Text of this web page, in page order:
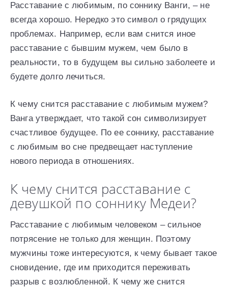
Расставание с любимым, по соннику Ванги, – не
всегда хорошо. Нередко это символ о грядущих
проблемах. Например, если вам снится иное
расставание с бывшим мужем, чем было в
реальности, то в будущем вы сильно заболеете и
будете долго лечиться.
К чему снится расставание с любимым мужем?
Ванга утверждает, что такой сон символизирует
счастливое будущее. По ее соннику, расставание
с любимым во сне предвещает наступление
нового периода в отношениях.
К чему снится расставание с
девушкой по соннику Медеи?
Расставание с любимым человеком – сильное
потрясение не только для женщин. Поэтому
мужчины тоже интересуются, к чему бывает такое
сновидение, где им приходится переживать
разрыв с возлюбленной. К чему же снится